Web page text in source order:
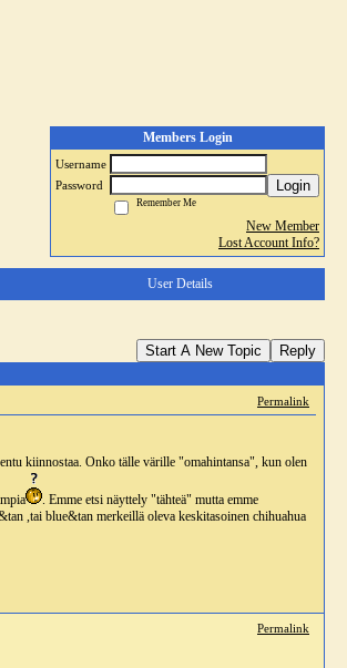
Members Login
Username
Password
Login
Remember Me
New Member
Lost Account Info?
User Details
Start A New Topic Reply
Permalink
kiinnostaa. Onko tälle värille "omahintansa", kun olen
. Emme etsi näyttely "tähteä" mutta emme
,tai blue&tan merkeillä oleva keskitasoinen chihuahua
Permalink